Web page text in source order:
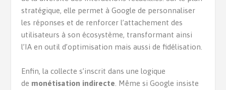
stratégique, elle permet à Google de personnaliser
les réponses et de renforcer l’attachement des
utilisateurs à son écosystème, transformant ainsi
l’IA en outil d’optimisation mais aussi de fidélisation.
Enfin, la collecte s’inscrit dans une logique
de monétisation indirecte . Même si Google insiste